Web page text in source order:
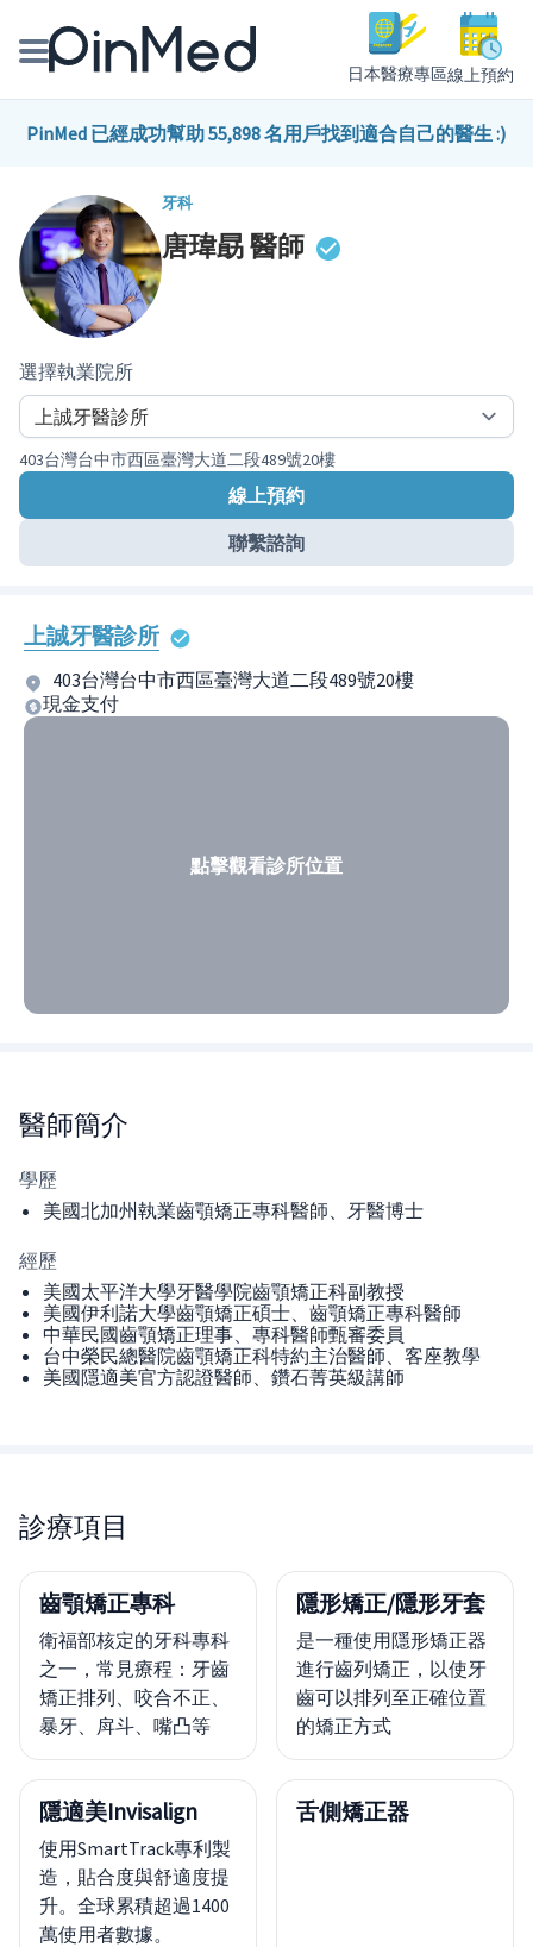
日本醫療專區線上預約
線上預約醫師、院所
醫師專欄專訪
健康主題館
PinMed 已經成功幫助 55,898 名用戶找到適合自己的醫生 :)
牙科
唐瑋勗醫師
選擇執業院所
403台灣台中市西區臺灣大道二段489號20樓
線上預約
聯繫諮詢
上誠牙醫診所
403台灣台中市西區臺灣大道二段489號20樓
現金支付
點擊觀看診所位置
醫師簡介
學歷
美國北加州執業齒顎矯正專科醫師、牙醫博士
經歷
美國太平洋大學牙醫學院齒顎矯正科副教授
美國伊利諾大學齒顎矯正碩士、齒顎矯正專科醫師
中華民國齒顎矯正理事、專科醫師甄審委員
台中榮民總醫院齒顎矯正科特約主治醫師、客座教學
美國隱適美官方認證醫師、鑽石菁英級講師
診療項目
齒顎矯正專科
衛福部核定的牙科專科
之一，常見療程：牙齒
矯正排列、咬合不正、
暴牙、戽斗、嘴凸等
隱形矯正/隱形牙套
是一種使用隱形矯正器
進行齒列矯正，以使牙
齒可以排列至正確位置
的矯正方式
隱適美Invisalign
使用SmartTrack專利製
造，貼合度與舒適度提
升。全球累積超過1400
萬使用者數據。
舌側矯正器